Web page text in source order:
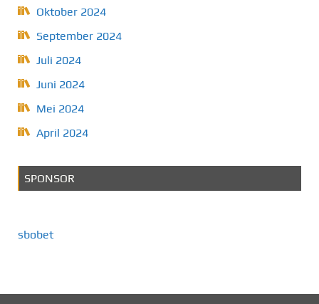
Oktober 2024
September 2024
Juli 2024
Juni 2024
Mei 2024
April 2024
SPONSOR
sbobet